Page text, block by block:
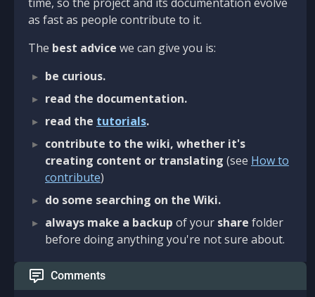
as fast as people contribute to it.
The best advice we can give you is:
be curious.
read the documentation.
read the tutorials.
contribute to the wiki, whether it's
creating content or translating (see How to
contribute)
do some searching on the Wiki.
always make a backup of your share folder
before doing anything you're not sure about.
Comments